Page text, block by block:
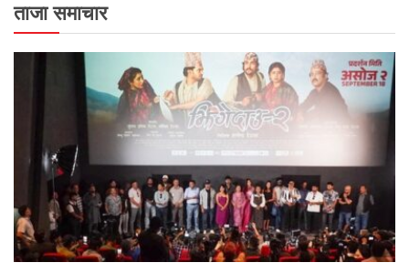
ताजा समाचार